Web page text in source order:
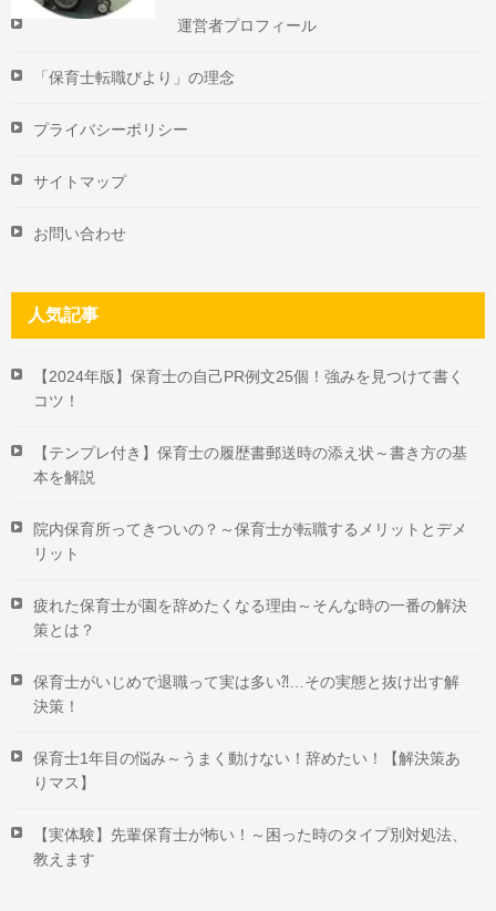
運営者プロフィール
「保育士転職びより」の理念
プライバシーポリシー
サイトマップ
お問い合わせ
人気記事
【2024年版】保育士の自己PR例文25個！強みを見つけて書く
コツ！
【テンプレ付き】保育士の履歴書郵送時の添え状～書き方の基
本を解説
院内保育所ってきついの？～保育士が転職するメリットとデメ
リット
疲れた保育士が園を辞めたくなる理由～そんな時の一番の解決
策とは？
保育士がいじめで退職って実は多い⁈…その実態と抜け出す解
決策！
保育士1年目の悩み～うまく動けない！辞めたい！【解決策あ
りマス】
【実体験】先輩保育士が怖い！～困った時のタイプ別対処法、
教えます